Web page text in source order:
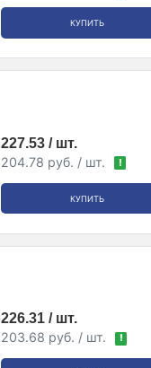
КУПИТЬ
227.53 / шт.
204.78 руб. / шт. !
КУПИТЬ
226.31 / шт.
203.68 руб. / шт. !